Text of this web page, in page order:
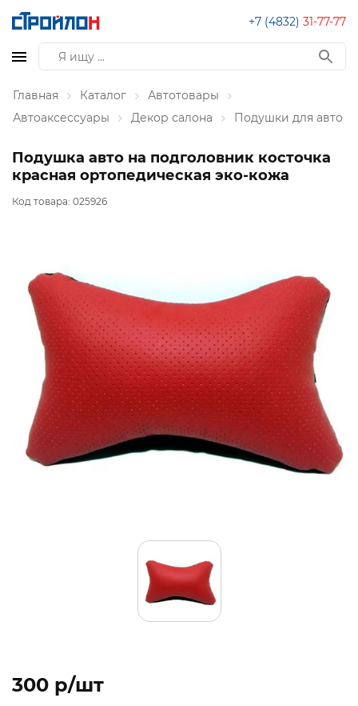
+7 (4832) 31-77-77
Главная Каталог
Автотовары
Автоаксессуары
Декор салона Подушки для авто
Подушка авто на подголовник косточка
красная ортопедическая эко-кожа
Код товара: 025926
300 p/шт